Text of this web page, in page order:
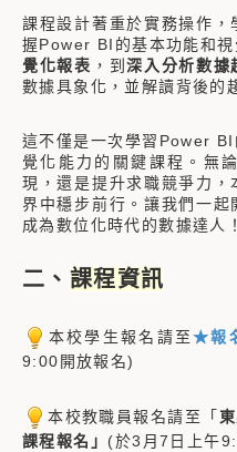
課程設計著重於實務操作
握Power BI的基本功能和
覺化報表 ，到深入分析數據
數據具象化，並解讀背後的
這不僅是一次學習Power
覺化能力的關鍵課程。無
現，還是提升求職競爭力
界中穩步前行。讓我們一起
成為數位化時代的數據達人！
二、 課程資訊
本校學生報名請至★報
9:00開放報名)
本校教職員報名請至「
課程報名」 (於3月7日上午